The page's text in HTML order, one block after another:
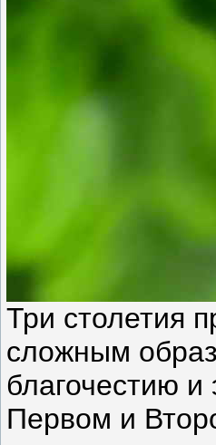
Три столетия
сложным
благочестию
Первом и